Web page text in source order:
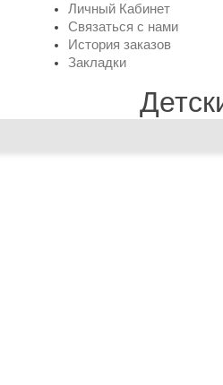
Личный Кабинет
Связаться с нами
История заказов
Закладки